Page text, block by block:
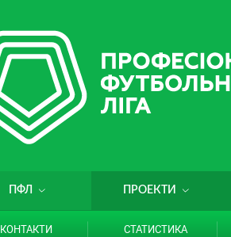
ПФЛ ПРОЕКТИ
КОНТАКТИ СТАТИСТИКА